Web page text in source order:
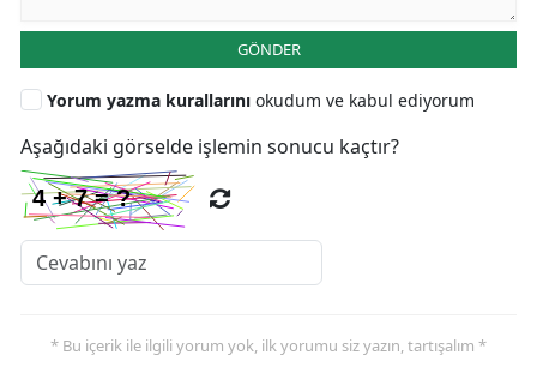
GÖNDER
Yorum yazma kurallarını okudum ve kabul ediyorum
Aşağıdaki görselde işlemin sonucu kaçtır?
* Bu içerik ile ilgili yorum yok, ilk yorumu siz yazın, tartışalım *